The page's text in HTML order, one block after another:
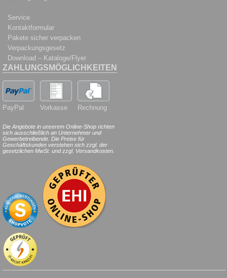
Service
Kontaktformular
Pakete sicher verpacken
Verpackungsgesetz
Download – Kataloge/Flyer
ZAHLUNGSMÖGLICHKEITEN
PayPal Vorkasse Rechnung
Die Angebote in unserem Online-Shop richten
sich ausschließlich an Unternehmer und
Gewerbetreibende. Die Preise für
Geschäftskunden verstehen sich zzgl. der
gesetzlichen MwSt. und zzgl. Versandkosten.